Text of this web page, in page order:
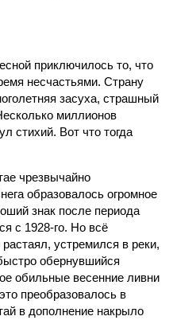
приключилось то, что
несчастьями. Страну
засуха, страшный
миллионов
стихий. Вот что тогда
чрезвычайно
образовалось огромное
знак после периода
с 1928-го. Но всё
устремился в реки,
обернувшийся
обильные весенние ливни
преобразовалось в
в дополнение накрыло